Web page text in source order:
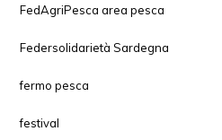
FedAgriPesca area pesca
Federsolidarietà Sardegna
fermo pesca
festival